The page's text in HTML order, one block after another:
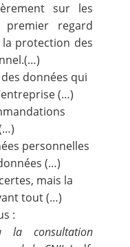
sur les
regard
protection des
données qui
(…)
personnelles
(…)
mais la
tout (…)
:
la consultation